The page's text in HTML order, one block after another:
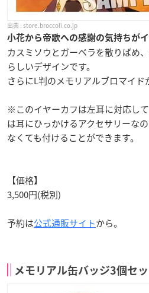
store.broccoli.co.jp
小花から帝歌への感謝の気持ちが
カスミソウとガーベラを散りばめ
らしいデザインです。
さらにL判のメモリアルブロマイド
※このイヤーカフは左耳に対応し
は耳にひっかけるアクセサリーな
なくても付けることができます。
【価格】
3,500円(税別)
予約は公式通販サイトから。
メモリアル缶バッジ3個セ